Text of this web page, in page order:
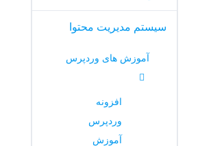
سیستم مدیریت محتوا
آموزش های وردپرس
افزونه
وردپرس
آموزش